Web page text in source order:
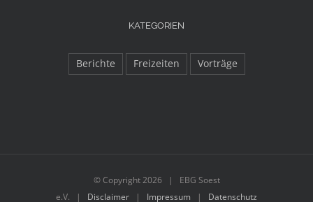
KATEGORIEN
Berichte Freizeiten Vorträge
© Copyright2026 | EBG Soest
e.V. | Disclaimer | Impressum | Datenschutz